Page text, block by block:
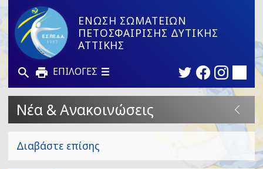
ΕΝΩΣΗ ΣΩΜΑΤΕΙΩΝ
ΠΕΤΟΣΦΑΙΡΙΣΗΣ ΔΥΤΙΚΗΣ
ΑΤΤΙΚΗΣ
ΕΠΙΛΟΓΕΣ
Νέα & Ανακοινώσεις
Διαβάστε επίσης